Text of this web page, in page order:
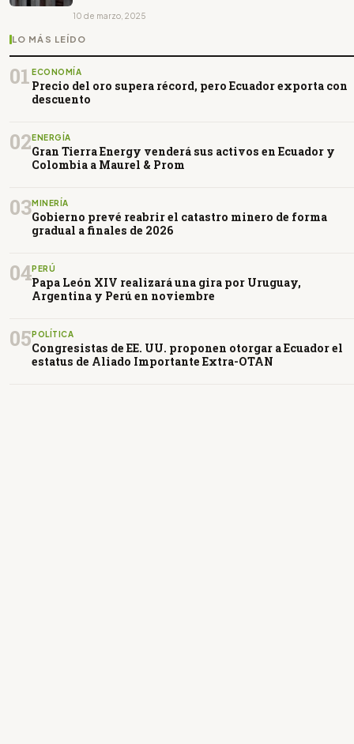
10 de marzo, 2025
LO MÁS LEÍDO
01 ECONOMÍA
Precio del oro supera récord, pero Ecuador exporta con
descuento
02ENERGÍA
Gran Tierra Energy venderá sus activos en Ecuador y
Colombia a Maurel & Prom
03MINERÍA
Gobierno prevé reabrir el catastro minero de forma
gradual a finales de 2026
04PERÚ
Papa León XIV realizará una gira por Uruguay,
Argentina y Perú en noviembre
05POLÍTICA
Congresistas de EE. UU. proponen otorgar a Ecuador el
estatus de Aliado Importante Extra-OTAN